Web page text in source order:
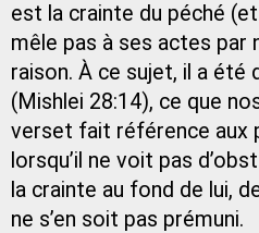
est la crainte du péché (et
mêle pas à ses actes par
raison. À ce sujet, il a été
(Mishlei 28:14), ce que
verset fait référence aux
lorsqu’il ne voit pas
la crainte au fond de lui,
ne s’en soit pas prémuni.